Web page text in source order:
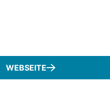
WEBSEITE